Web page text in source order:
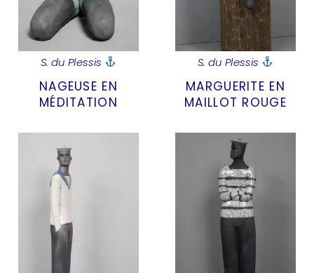
S. du Plessis
NAGEUSE EN
MÉDITATION
S. du Plessis
MARGUERITE EN
MAILLOT ROUGE